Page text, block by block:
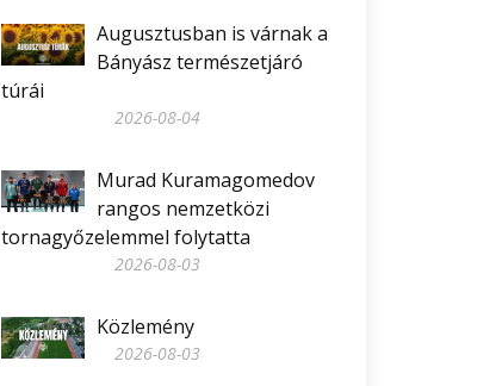
Augusztusban is várnak a
Bányász természetjáró
túrái
2026-08-04
Murad Kuramagomedov
rangos nemzetközi
tornagyőzelemmel folytatta
2026-08-03
Közlemény
2026-08-03